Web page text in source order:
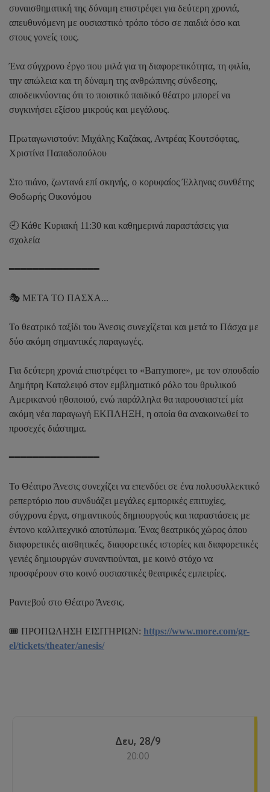
συναισθηματική της δύναμη επιστρέφει για δεύτερη χρονιά,
απευθυνόμενη με ουσιαστικό τρόπο τόσο σε παιδιά όσο και
στους γονείς τους.
Ένα σύγχρονο έργο που μιλά για τη διαφορετικότητα, τη φιλία,
την απώλεια και τη δύναμη της ανθρώπινης σύνδεσης,
αποδεικνύοντας ότι το ποιοτικό παιδικό θέατρο μπορεί να
συγκινήσει εξίσου μικρούς και μεγάλους.
Πρωταγωνιστούν: Μιχάλης Καζάκας, Αντρέας Κουτσόφτας,
Χριστίνα Παπαδοπούλου
Στο πιάνο, ζωντανά επί σκηνής, ο κορυφαίος Έλληνας συνθέτης
Θοδωρής Οικονόμου
🕘 Κάθε Κυριακή 11:30 και καθημερινά παραστάσεις για
σχολεία
━━━━━━━━━━━━━━━
🎭 ΜΕΤΑ ΤΟ ΠΑΣΧΑ...
Το θεατρικό ταξίδι του Άνεσις συνεχίζεται και μετά το Πάσχα με
δύο ακόμη σημαντικές παραγωγές.
Για δεύτερη χρονιά επιστρέφει το «Barrymore», με τον σπουδαίο
Δημήτρη Καταλειφό στον εμβληματικό ρόλο του θρυλικού
Αμερικανού ηθοποιού, ενώ παράλληλα θα παρουσιαστεί μία
ακόμη νέα παραγωγή ΕΚΠΛΗΞΗ, η οποία θα ανακοινωθεί το
προσεχές διάστημα.
━━━━━━━━━━━━━━━
Το Θέατρο Άνεσις συνεχίζει να επενδύει σε ένα πολυσυλλεκτικό
ρεπερτόριο που συνδυάζει μεγάλες εμπορικές επιτυχίες,
σύγχρονα έργα, σημαντικούς δημιουργούς και παραστάσεις με
έντονο καλλιτεχνικό αποτύπωμα. Ένας θεατρικός χώρος όπου
διαφορετικές αισθητικές, διαφορετικές ιστορίες και διαφορετικές
γενιές δημιουργών συναντιούνται, με κοινό στόχο να
προσφέρουν στο κοινό ουσιαστικές θεατρικές εμπειρίες.
Ραντεβού στο Θέατρο Άνεσις.
🎟️ ΠΡΟΠΩΛΗΣΗ ΕΙΣΙΤΗΡΙΩΝ: https://www.more.com/gr-
el/tickets/theater/anesis/
Δευ, 28/9
20:00